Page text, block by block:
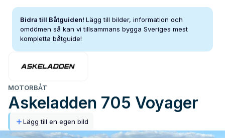
Bidra till Båtguiden! Lägg till bilder, information och
omdömen så kan vi tillsammans bygga Sveriges mest
kompletta båtguide!
MOTORBÅT
Askeladden 705 Voyager
Lägg till en egen bild